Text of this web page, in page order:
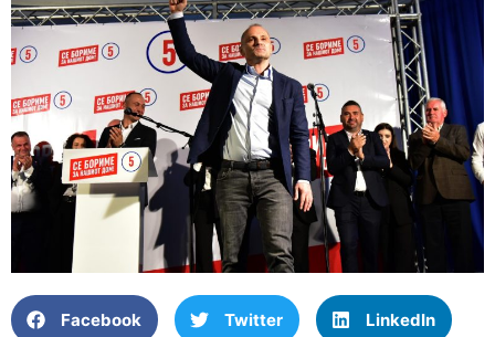
Facebook Twitter LinkedIn